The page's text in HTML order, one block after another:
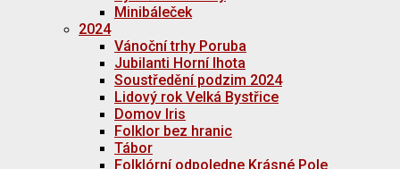
Minibáleček
2024
Vánoční trhy Poruba
Jubilanti Horní lhota
Soustředění podzim 2024
Lidový rok Velká Bystřice
Domov Iris
Folklor bez hranic
Tábor
Folklórní odpoledne Krásné Pole